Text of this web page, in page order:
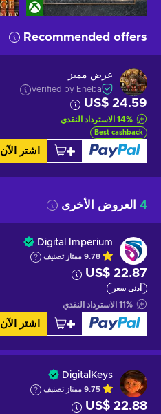
Recommended offers
عرض مميز
Verified by Eneba
US$ 24.59
14% الاسترداد النقدي
Best cashback
اشتر الآن
4 العروض الأخرى
Digital Imperium
9.78 ممتاز تصنيف
US$ 22.87
أدنى سعر
11% الاسترداد النقدي
اشتر الآن
DigitalKeys
9.75 ممتاز تصنيف
US$ 22.88